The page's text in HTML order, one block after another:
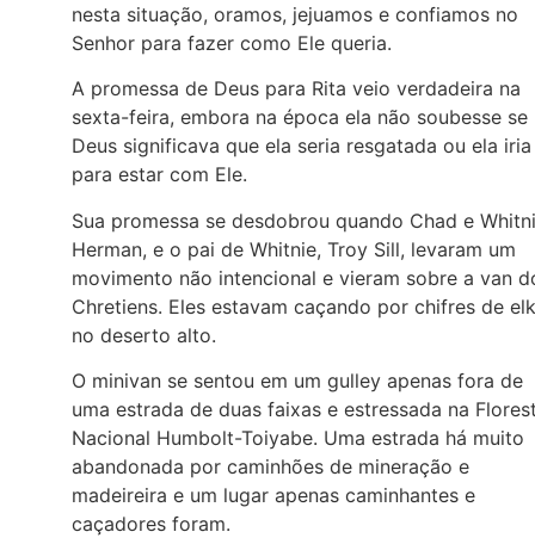
nesta situação, oramos, jejuamos e confiamos no
Senhor para fazer como Ele queria.
A promessa de Deus para Rita veio verdadeira na
sexta-feira, embora na época ela não soubesse se
Deus significava que ela seria resgatada ou ela iria
para estar com Ele.
Sua promessa se desdobrou quando Chad e
Herman, e o pai de Whitnie, Troy Sill, levaram um
movimento não intencional e vieram sobre a van
Chretiens. Eles estavam caçando por chifres de elk
no deserto alto.
O minivan se sentou em um gulley apenas fora de
uma estrada de duas faixas e estressada na
Nacional Humbolt-Toiyabe. Uma estrada há muito
abandonada por caminhões de mineração e
madeireira e um lugar apenas caminhantes e
caçadores foram.